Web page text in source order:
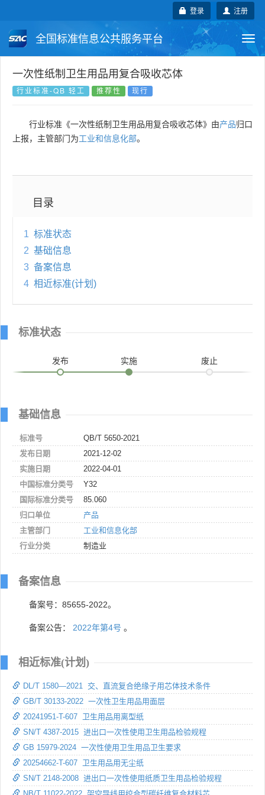
注册
登录
全国标准信息公共服务平台
国家标准 行业标准
国外标准 技术委员会
一次性纸制卫生用品用复合吸收芯体
行业标准-QB 轻工 推荐性 现行
行业标准《一次性纸制卫生用品用复合吸收芯体》由产品归口
上报，主管部门为工业和信息化部。
目录
1 标准状态
2 基础信息
3 备案信息
4 相近标准(计划)
标准状态
发布 实施 废止
基础信息
标准号
QB/T 5650-2021
发布日期
2021-12-02
实施日期
2022-04-01
中国标准分类号
Y32
国际标准分类号
85.060
归口单位
产品
主管部门
工业和信息化部
行业分类
制造业
备案信息
备案号：85655-2022。
备案公告： 2022年第4号 。
相近标准(计划)
DL/T 1580—2021 交、直流复合绝缘子用芯体技术条件
GB/T 30133-2022 一次性卫生用品用面层
20241951-T-607 卫生用品用离型纸
SN/T 4387-2015 进出口一次性使用卫生用品检验规程
GB 15979-2024 一次性使用卫生用品卫生要求
20254662-T-607 卫生用品用无尘纸
SN/T 2148-2008 进出口一次性使用纸质卫生用品检验规程